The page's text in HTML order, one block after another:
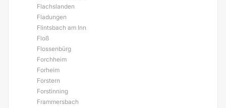
Flachslanden
Fladungen
Flintsbach am Inn
Floß
Flossenbürg
Forchheim
Forheim
Forstern
Forstinning
Frammersbach